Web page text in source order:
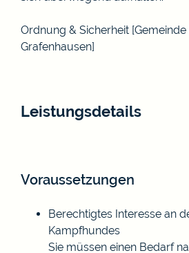
Ordnung & Sicherheit
Grafenhausen]
Leistungsdetails
Voraussetzungen
Berechtigtes Interesse an
Kampfhundes
Sie müssen einen Bedarf